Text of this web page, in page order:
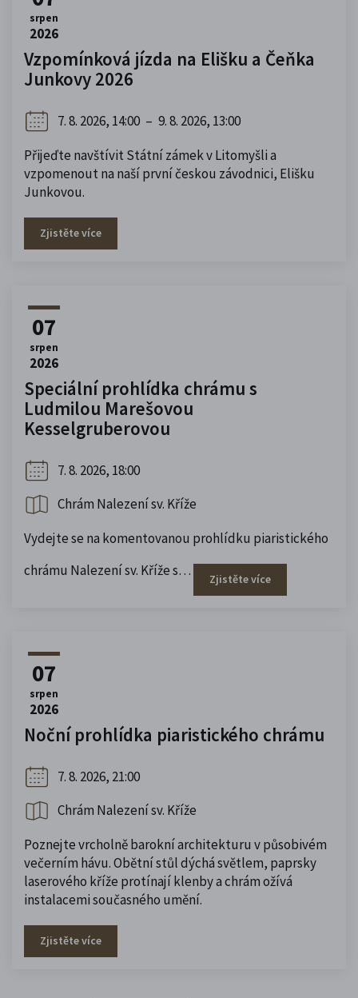
srpen
2026
Vzpomínková jízda na Elišku a Čeňka
Junkovy 2026
7. 8. 2026, 14:00 – 9. 8. 2026, 13:00
Přijeďte navštívit Státní zámek v Litomyšli a
vzpomenout na naší první českou závodnici, Elišku
Junkovou.
Zjistěte více
07
srpen
2026
Speciální prohlídka chrámu s
Ludmilou Marešovou
Kesselgruberovou
7. 8. 2026, 18:00
Chrám Nalezení sv. Kříže
Vydejte se na komentovanou prohlídku piaristického
chrámu Nalezení sv. Kříže s… Zjistěte více
07
srpen
2026
Noční prohlídka piaristického chrámu
7. 8. 2026, 21:00
Chrám Nalezení sv. Kříže
Poznejte vrcholně barokní architekturu v působivém
večerním hávu. Obětní stůl dýchá světlem, paprsky
laserového kříže protínají klenby a chrám ožívá
instalacemi současného umění.
Zjistěte více